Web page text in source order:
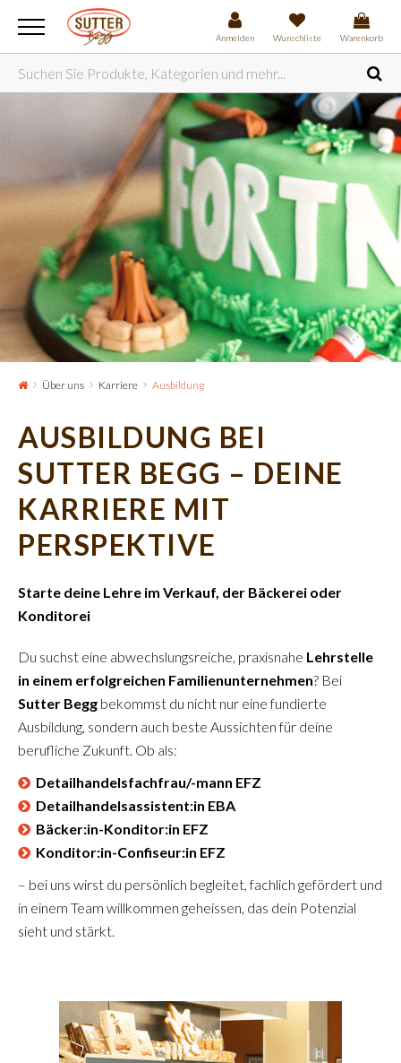
Anmelden Wunschliste Warenkorb
Über uns Karriere Ausbildung
AUSBILDUNG BEI
SUTTER BEGG – DEINE
KARRIERE MIT
PERSPEKTIVE
Starte deine Lehre im Verkauf, der Bäckerei oder
Konditorei
Du suchst eine abwechslungsreiche, praxisnahe Lehrstelle
in einem erfolgreichen Familienunternehmen? Bei
Sutter Begg bekommst du nicht nur eine fundierte
Ausbildung, sondern auch beste Aussichten für deine
berufliche Zukunft. Ob als:
Detailhandelsfachfrau/-mann EFZ
Detailhandelsassistent:in EBA
Bäcker:in-Konditor:in EFZ
Konditor:in-Confiseur:in EFZ
– bei uns wirst du persönlich begleitet, fachlich gefördert und
in einem Team willkommen geheissen, das dein Potenzial
sieht und stärkt.